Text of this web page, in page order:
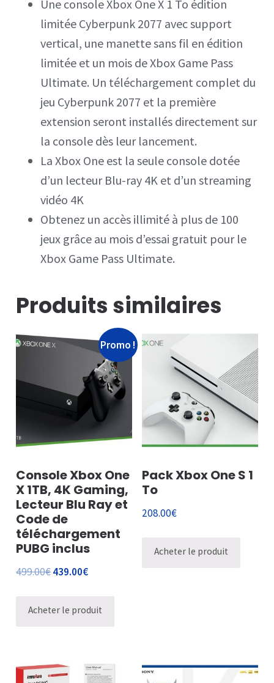
Une console Xbox One X 1 To édition
limitée Cyberpunk 2077 avec support
vertical, une manette sans fil en édition
limitée et un mois de Xbox Game Pass
Ultimate. Un téléchargement complet du
jeu Cyberpunk 2077 et la première
extension seront installés directement sur
la console dès leur lancement.
La Xbox One est la seule console dotée
d’un lecteur Blu-ray 4K et d’un streaming
vidéo 4K
Obtenez un accès illimité à plus de 100
jeux grâce au mois d’essai gratuit pour le
Xbox Game Pass Ultimate.
Produits similaires
Promo !
Console Xbox One
X 1TB, 4K Gaming,
Lecteur Blu Ray et
Code de
téléchargement
PUBG inclus
499.00€439.00€
Acheter le produit
Pack Xbox One S 1
To
208.00€
Acheter le produit